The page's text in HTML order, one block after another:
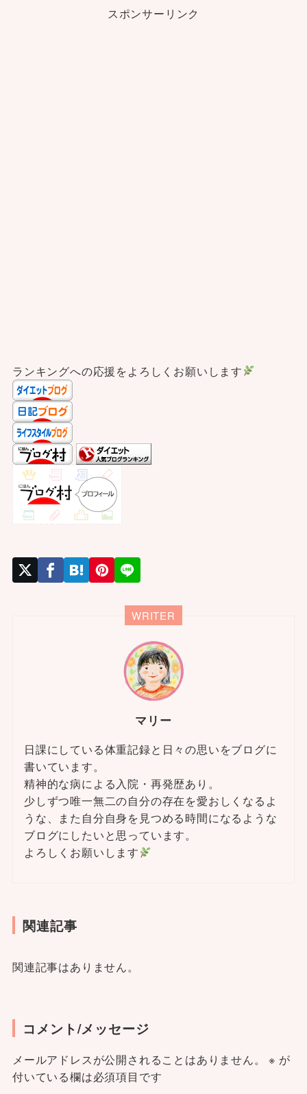
スポンサーリンク
ランキングへの応援をよろしくお願いします
WRITER
マリー
日課にしている体重記録と日々の思いをブログに
書いています。
精神的な病による入院・再発歴あり。
少しずつ唯一無二の自分の存在を愛おしくなるよ
うな、また自分自身を見つめる時間になるような
ブログにしたいと思っています。
よろしくお願いします
関連記事
関連記事はありません。
コメント/メッセージ
メールアドレスが公開されることはありません。 ※ が
付いている欄は必須項目です